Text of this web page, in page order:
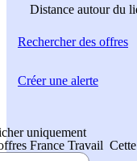
Distance autour du
Rechercherdes offres
uniquement
France Travail
Créer une alerte